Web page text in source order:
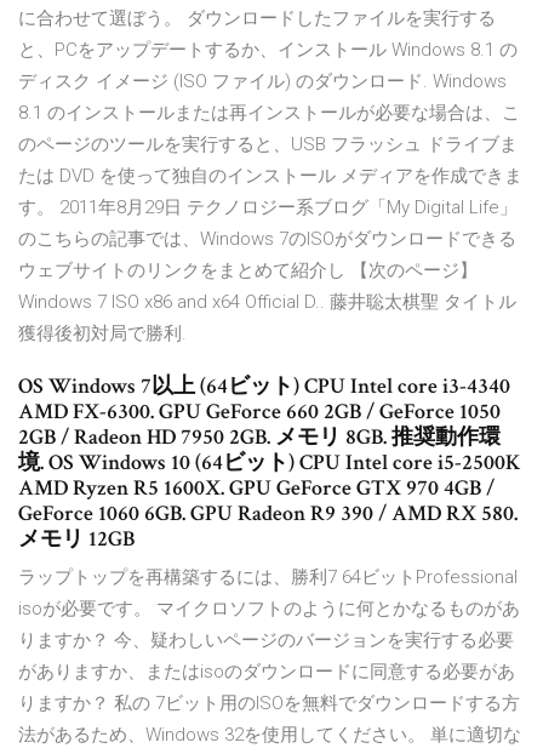
に合わせて選ぼう。 ダウンロードしたファイルを実行する
と、PCをアップデートするか、インストール Windows 8.1 の
ディスク イメージ (ISO ファイル) のダウンロード. Windows
8.1 のインストールまたは再インストールが必要な場合は、こ
のページのツールを実行すると、USB フラッシュ ドライブま
たは DVD を使って独自のインストール メディアを作成できま
す。 2011年8月29日 テクノロジー系ブログ「My Digital Life」
のこちらの記事では、Windows 7のISOがダウンロードできる
ウェブサイトのリンクをまとめて紹介し 【次のページ】
Windows 7 ISO x86 and x64 Official D.. 藤井聡太棋聖 タイトル
獲得後初対局で勝利.
OS Windows 7以上 (64ビット) CPU Intel core i3-4340
AMD FX-6300. GPU GeForce 660 2GB / GeForce 1050
2GB / Radeon HD 7950 2GB. メモリ 8GB. 推奨動作環
境. OS Windows 10 (64ビット) CPU Intel core i5-2500K
AMD Ryzen R5 1600X. GPU GeForce GTX 970 4GB /
GeForce 1060 6GB. GPU Radeon R9 390 / AMD RX 580.
メモリ 12GB
ラップトップを再構築するには、勝利7 64ビットProfessional
isoが必要です。 マイクロソフトのように何とかなるものがあ
りますか？ 今、疑わしいページのバージョンを実行する必要
がありますか、またはisoのダウンロードに同意する必要があ
りますか？ 私の 7ビット用のISOを無料でダウンロードする方
法があるため、Windows 32を使用してください。 単に適切な